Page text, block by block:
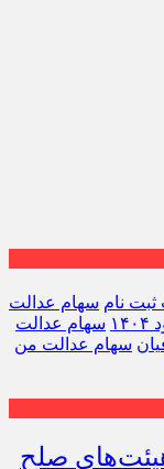
نام سهام عدالت
سهام عدالت
سهام عدالت من
در هیئت‌های صلح